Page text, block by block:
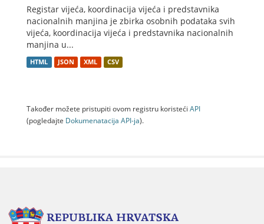
Registar vijeća, koordinacija vijeća i predstavnika
nacionalnih manjina je zbirka osobnih podataka svih
vijeća, koordinacija vijeća i predstavnika nacionalnih
manjina u...
HTML JSON XML CSV
Također možete pristupiti ovom registru koristeći API
(pogledajte Dokumenаtаcijа API-jа).